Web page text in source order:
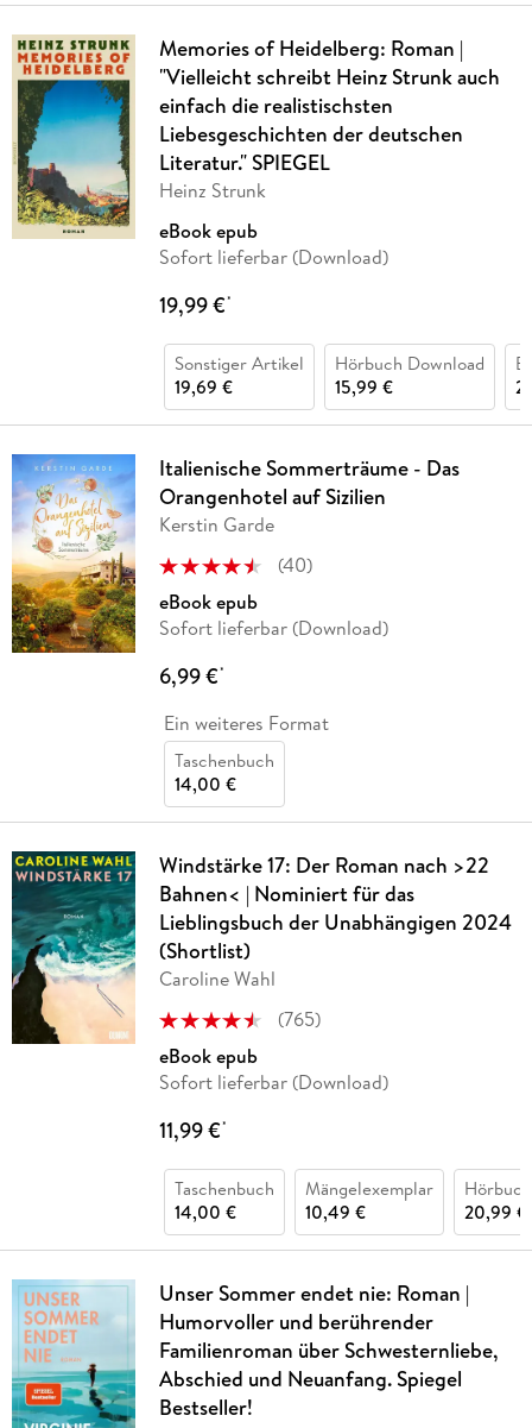
Memories of Heidelberg: Roman |
"Vielleicht schreibt Heinz Strunk auch
einfach die realistischsten
Liebesgeschichten der deutschen
Literatur." SPIEGEL
Heinz Strunk
eBook epub
Sofort lieferbar (Download)
19,99 €*
Sonstiger Artikel
19,69 €
Hörbuch Download
15,99 €
Italienische Sommerträume - Das
Orangenhotel auf Sizilien
Kerstin Garde
(40)
eBook epub
Sofort lieferbar (Download)
6,99 €*
Ein weiteres Format
Taschenbuch
14,00 €
Windstärke 17: Der Roman nach >22
Bahnen< | Nominiert für das
Lieblingsbuch der Unabhängigen 2024
(Shortlist)
Caroline Wahl
(765)
eBook epub
Sofort lieferbar (Download)
11,99 €*
Taschenbuch
14,00 €
Mängelexemplar
10,49 €
20,99 €
Unser Sommer endet nie: Roman |
Humorvoller und berührender
Familienroman über Schwesternliebe,
Abschied und Neuanfang. Spiegel
Bestseller!